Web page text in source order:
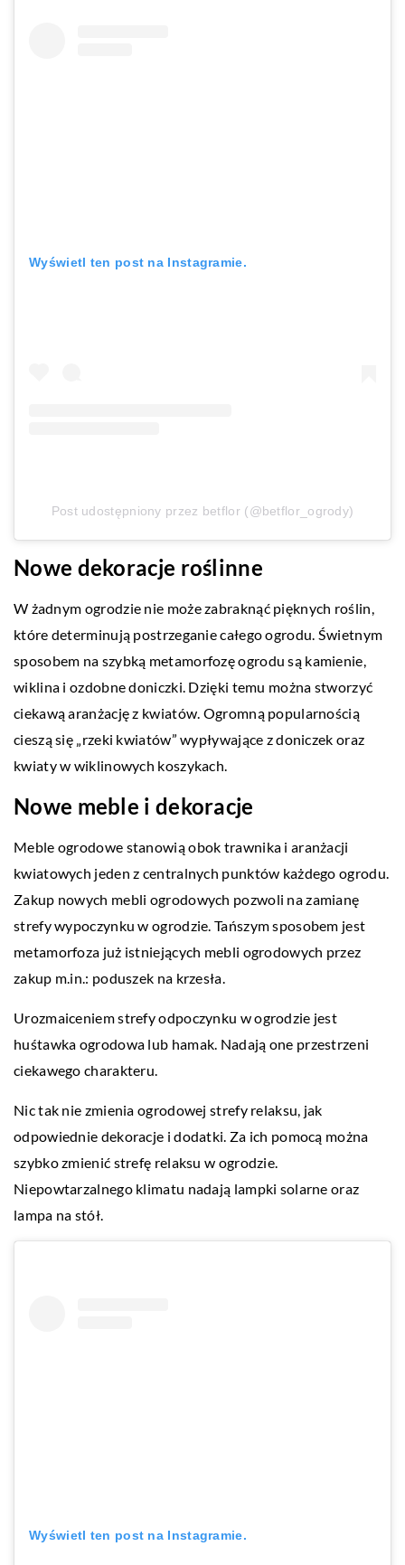
Wyświetl ten post na Instagramie.
Post udostępniony przez betflor (@betflor_ogrody)
Nowe dekoracje roślinne
W żadnym ogrodzie nie może zabraknąć pięknych roślin,
które determinują postrzeganie całego ogrodu. Świetnym
sposobem na szybką metamorfozę ogrodu są kamienie,
wiklina i ozdobne doniczki. Dzięki temu można stworzyć
ciekawą aranżację z kwiatów. Ogromną popularnością
cieszą się „rzeki kwiatów” wypływające z doniczek oraz
kwiaty w wiklinowych koszykach.
Nowe meble i dekoracje
Meble ogrodowe stanowią obok trawnika i aranżacji
kwiatowych jeden z centralnych punktów każdego ogrodu.
Zakup nowych mebli ogrodowych pozwoli na zamianę
strefy wypoczynku w ogrodzie. Tańszym sposobem jest
metamorfoza już istniejących mebli ogrodowych przez
zakup m.in.: poduszek na krzesła.
Urozmaiceniem strefy odpoczynku w ogrodzie jest
huśtawka ogrodowa lub hamak. Nadają one przestrzeni
ciekawego charakteru.
Nic tak nie zmienia ogrodowej strefy relaksu, jak
odpowiednie dekoracje i dodatki. Za ich pomocą można
szybko zmienić strefę relaksu w ogrodzie.
Niepowtarzalnego klimatu nadają lampki solarne oraz
lampa na stół.
Wyświetl ten post na Instagramie.